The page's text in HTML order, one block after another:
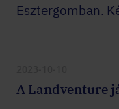
Esztergomban.
A Landventure